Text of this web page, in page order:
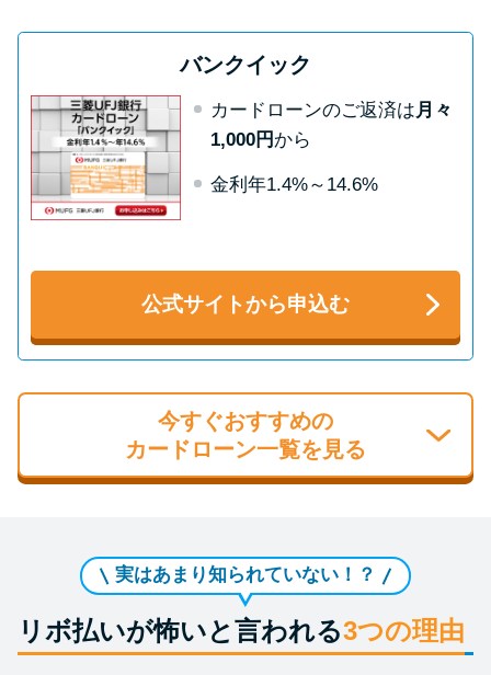
バンクイック
カードローンのご返済は月々
1,000円 から
金利年1.4%～14.6%
公式サイトから申込む
今すぐおすすめの
カードローン一覧を見る
実はあまり知られていない！？
リボ払いが怖いと言われる3つの理由